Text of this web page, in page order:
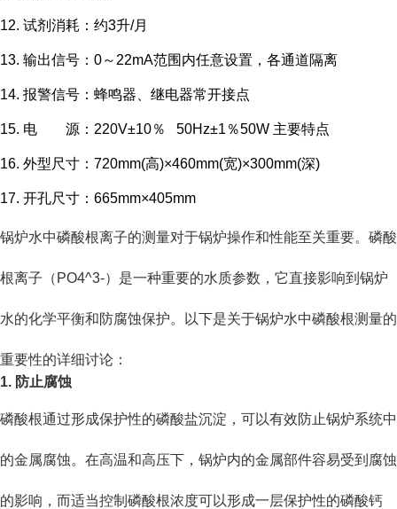
12. 试剂消耗：约3升/月
13. 输出信号： 0～ 22mA范围内任意设置，各通道隔离
14. 报警信号：蜂鸣器、继电器常开接点
15. 电 源： 220V±10％ 50Hz±1 ％50W 主要特点
16. 外型尺寸： 720mm(高)×460mm(宽)×300mm(深)
17. 开孔尺寸： 665mm×405mm
锅炉水中磷酸根离子的测量对于锅炉操作和性能至关重要。磷酸
根离子（PO4^3-）是一种重要的水质参数，它直接影响到锅炉
水的化学平衡和防腐蚀保护。以下是关于锅炉水中磷酸根测量的
重要性的详细讨论：
1. 防止腐蚀
磷酸根通过形成保护性的磷酸盐沉淀，可以有效防止锅炉系统中
的金属腐蚀。在高温和高压下，锅炉内的金属部件容易受到腐蚀
的影响，而适当控制磷酸根浓度可以形成一层保护性的磷酸钙